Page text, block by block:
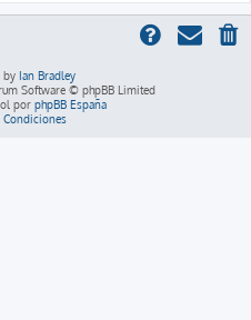
by Ian Bradley
Software © phpBB Limited
por phpBB España
Condiciones